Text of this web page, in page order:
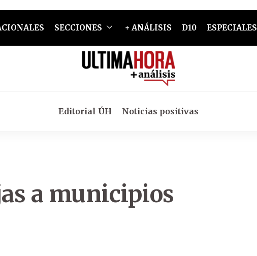
SECCIONES + ANÁLISIS D10 ESPECIALES
Editorial ÚH Noticias positivas
a municipios